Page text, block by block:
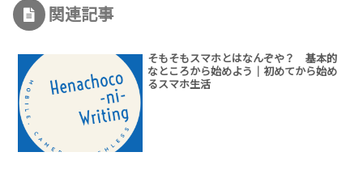
関連記事
そもそもスマホとはなんぞや？ 基本的
なところから始めよう｜初めてから始め
るスマホ生活